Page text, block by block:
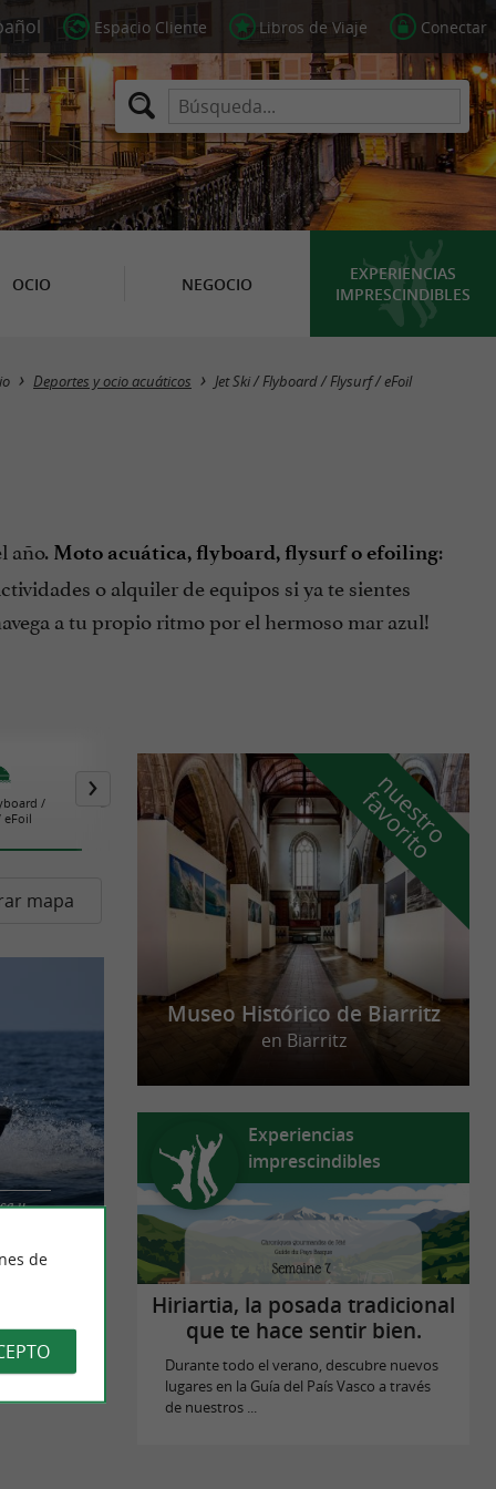
Espacio Cliente Libros de Viaje Conectar
OCIO NEGOCIO
EXPERIENCIAS
IMPRESCINDIBLES
Masquer la carte
Deportes y ocio acuáticos Jet Ski / Flyboard / Flysurf / eFoil
año. Moto acuática, flyboard, flysurf o efoiling:
o alquiler de equipos si ya te sientes
a tu propio ritmo por el hermoso mar azul!
/
eFoil
Buceo & Snorkelling
Esquí acuático /
Wakeboard / Boyas
remolcadas
Stand
mapa
y
Sin
n
u
e
s
t
r
o
f
a
v
o
r
i
t
o
Museo Histórico de Biarritz
en Biarritz
Experiencias
imprescindibles
Hiriartia, la posada tradicional
que te hace sentir bien.
Durante todo el verano, descubre nuevos
lugares en la Guía del País Vasco a través
de nuestros ...
de